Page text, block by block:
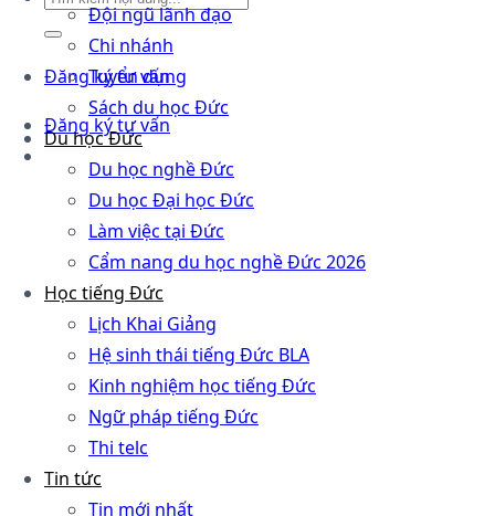
Đăng ký tư vấn
Đăng ký tư vấn
Đội ngũ lãnh đạo
Chi nhánh
Tuyển dụng
Sách du học Đức
Du học Đức
Du học nghề Đức
Du học Đại học Đức
Làm việc tại Đức
Cẩm nang du học nghề Đức 2026
Học tiếng Đức
Lịch Khai Giảng
Hệ sinh thái tiếng Đức BLA
Kinh nghiệm học tiếng Đức
Ngữ pháp tiếng Đức
Thi telc
Tin tức
Tin mới nhất